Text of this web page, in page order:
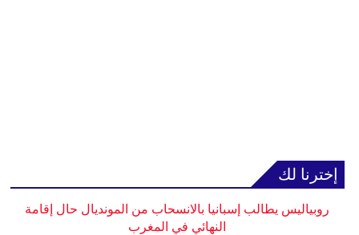
إخترنا لك
روبياليس يطالب إسبانيا بالانسحاب من المونديال حال إقامة
النهائي في المغرب